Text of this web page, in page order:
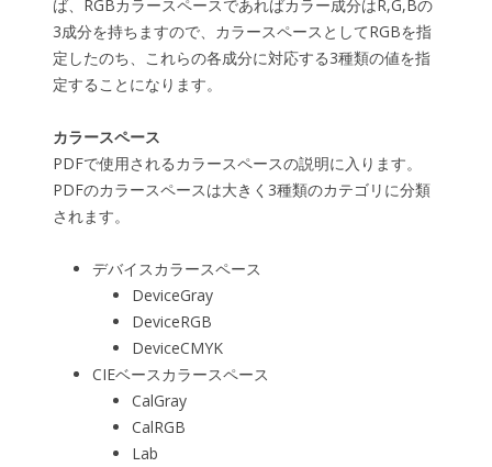
ば、RGBカラースペースであればカラー成分はR,G,Bの
3成分を持ちますので、カラースペースとしてRGBを指
定したのち、これらの各成分に対応する3種類の値を指
定することになります。
カラースペース
PDFで使用されるカラースペースの説明に入ります。
PDFのカラースペースは大きく3種類のカテゴリに分類
されます。
デバイスカラースペース
DeviceGray
DeviceRGB
DeviceCMYK
CIEベースカラースペース
CalGray
CalRGB
Lab